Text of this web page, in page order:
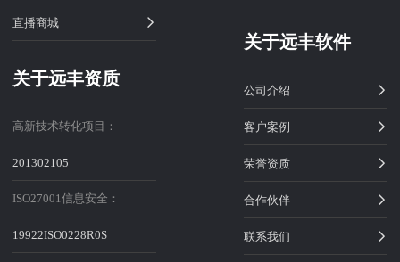
直播商城
关于远丰资质
高新技术转化项目：
201302105
ISO27001信息安全：
19922ISO0228R0S
关于远丰软件
公司介绍
客户案例
荣誉资质
合作伙伴
联系我们